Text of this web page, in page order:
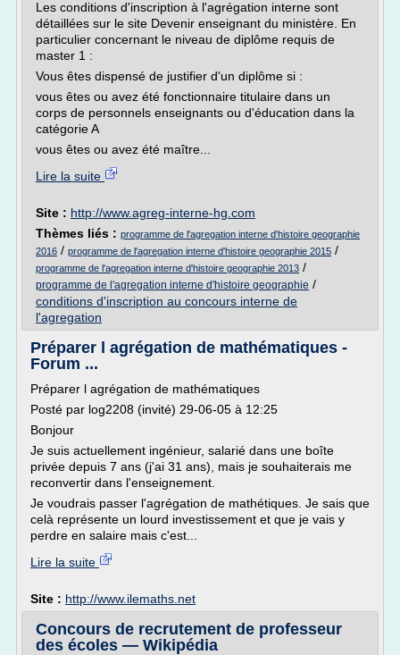
Les conditions d'inscription à l'agrégation interne sont
détaillées sur le site Devenir enseignant du ministère. En
particulier concernant le niveau de diplôme requis de
master 1 :
Vous êtes dispensé de justifier d'un diplôme si :
vous êtes ou avez été fonctionnaire titulaire dans un
corps de personnels enseignants ou d'éducation dans la
catégorie A
vous êtes ou avez été maître...
Lire la suite
Site : http://www.agreg-interne-hg.com
Thèmes liés : programme de l'agregation interne d'histoire geographie
2016 / programme de l'agregation interne d'histoire geographie 2015 /
programme de l'agregation interne d'histoire geographie 2013 /
programme de l'agregation interne d'histoire geographie /
conditions d'inscription au concours interne de
l'agregation
Préparer l agrégation de mathématiques -
Forum ...
Préparer l agrégation de mathématiques
Posté par log2208 (invité) 29-06-05 à 12:25
Bonjour
Je suis actuellement ingénieur, salarié dans une boîte
privée depuis 7 ans (j'ai 31 ans), mais je souhaiterais me
reconvertir dans l'enseignement.
Je voudrais passer l'agrégation de mathétiques. Je sais que
celà représente un lourd investissement et que je vais y
perdre en salaire mais c'est...
Lire la suite
Site : http://www.ilemaths.net
Concours de recrutement de professeur
des écoles — Wikipédia